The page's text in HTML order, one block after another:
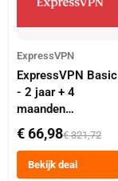
ExpressVPN
ExpressVPN Basic
- 2 jaar + 4
maanden
abonnement
€ 66,98€ 321,72
Bekijk deal